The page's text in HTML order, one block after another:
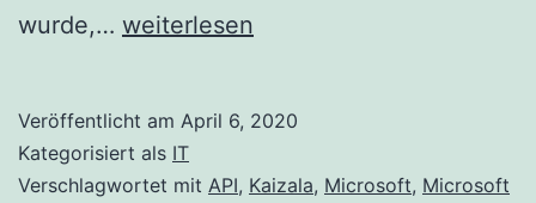
wurde,… Beschränkung
der
Kaizala-
weiterlesen
Veröffentlicht am April 6, 2020
Kategorisiert als IT
Verschlagwortet mit API, Kaizala, Microsoft, Microsoft